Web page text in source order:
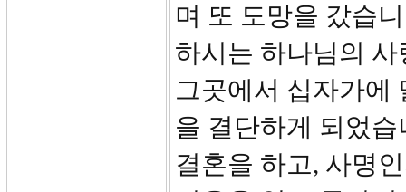
며 또 도망을 갔습
하시는 하나님의
그곳에서 십자가에
을 결단하게 되었
결혼을 하고, 사명